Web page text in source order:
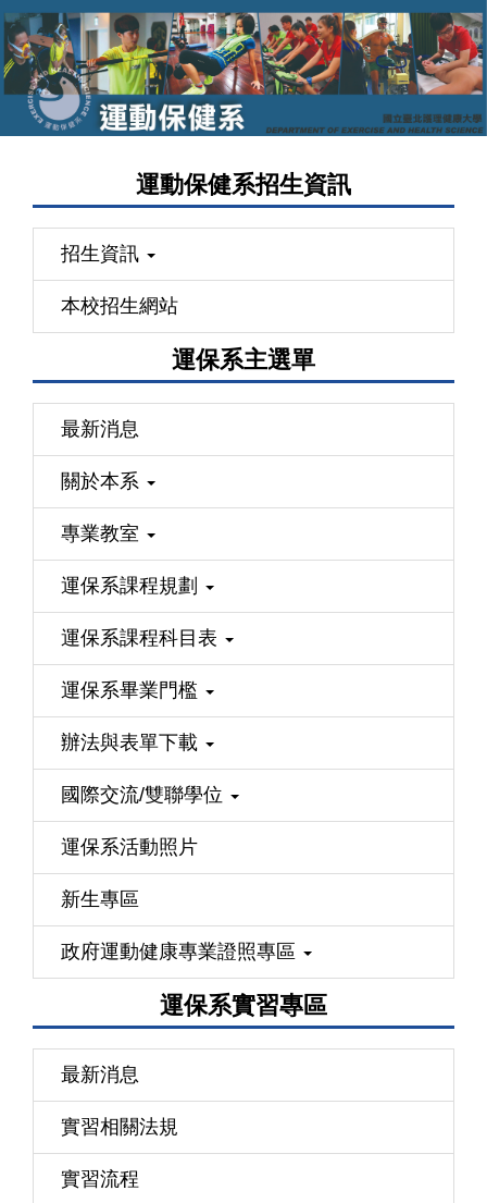
跳
到
要
內
運動保健系招生資訊
招生資訊
本校招生網站
運保系主選單
最新消息
關於本系
專業教室
運保系課程規劃
運保系課程科目表
運保系畢業門檻
辦法與表單下載
國際交流/雙聯學位
運保系活動照片
新生專區
政府運動健康專業證照專區
運保系實習專區
最新消息
實習相關法規
實習流程